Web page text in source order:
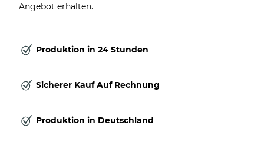
Angebot erhalten.
Produktion in 24 Stunden
Sicherer Kauf Auf Rechnung
Produktion in Deutschland